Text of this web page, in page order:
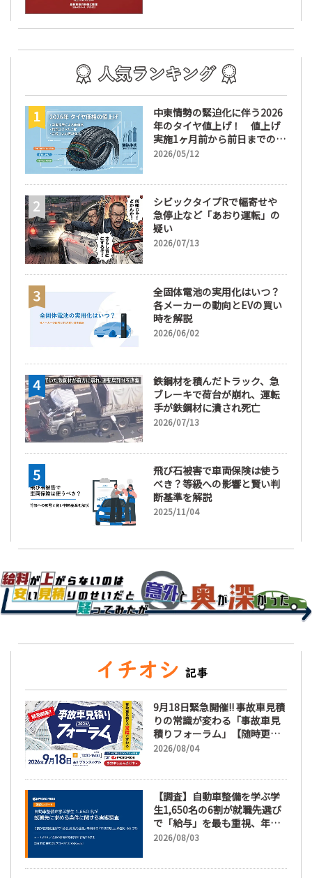
中東情勢の緊迫化に伴う2026
年のタイヤ値上げ！ 値上げ
実施1ヶ月前から前日までの期
間が販売において極めて重要
2026/05/12
シビックタイプRで幅寄せや
急停止など「あおり運転」の
疑い
2026/07/13
全固体電池の実用化はいつ？
各メーカーの動向とEVの買い
時を解説
2026/06/02
鉄鋼材を積んだトラック、急
ブレーキで荷台が崩れ、運転
手が鉄鋼材に潰され死亡
2026/07/13
飛び石被害で車両保険は使う
べき？等級への影響と賢い判
断基準を解説
2025/11/04
9月18日緊急開催!! 事故車見積
りの常識が変わる「事故車見
積りフォーラム」【随時更
新】
2026/08/04
【調査】自動車整備を学ぶ学
生1,650名の6割が就職先選び
で「給与」を最も重視、年間
休日「110日以上」希望も
2026/08/03